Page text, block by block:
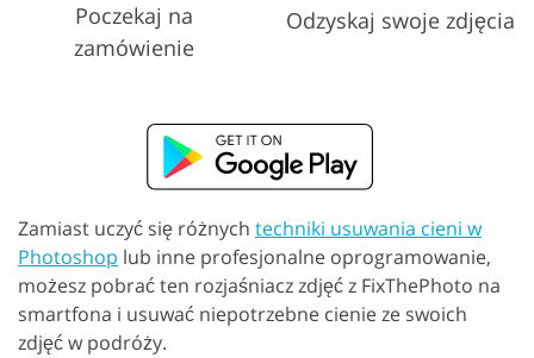
Poczekaj na
zamówienie
Odzyskaj swoje zdjęcia
Zamiast uczyć się różnych techniki usuwania cieni w
Photoshop lub inne profesjonalne oprogramowanie,
możesz pobrać ten rozjaśniacz zdjęć z FixThePhoto na
smartfona i usuwać niepotrzebne cienie ze swoich
zdjęć w podróży.